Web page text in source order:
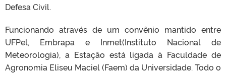
Defesa Civil.
Funcionando através de um convênio mantido entre
UFPel, Embrapa e Inmet(Instituto Nacional de
Meteorologia), a Estação está ligada à Faculdade de
Agronomia Eliseu Maciel (Faem) da Universidade. Todo o